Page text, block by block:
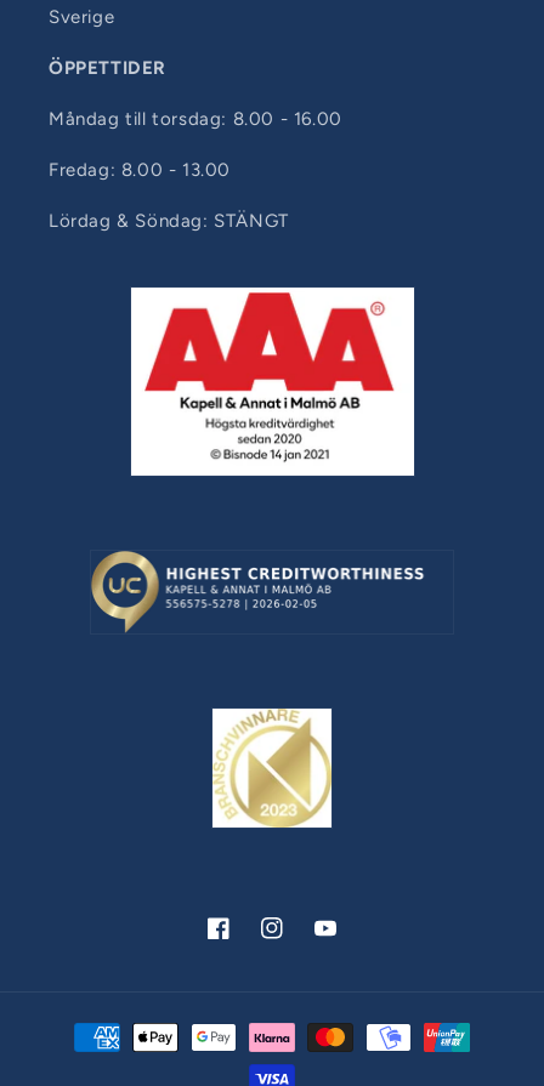
Sverige
ÖPPETTIDER
Måndag till torsdag: 8.00 - 16.00
Fredag: 8.00 - 13.00
Lördag & Söndag: STÄNGT
FacebookInstagramYouTube
Betalningsmetoder